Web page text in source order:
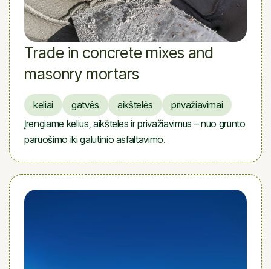
Trade in concrete mixes and
masonry mortars
keliai gatvės aikštelės
privažiavimai
Įrengiame kelius, aikšteles ir privažiavimus – nuo grunto
paruošimo iki galutinio asfaltavimo.